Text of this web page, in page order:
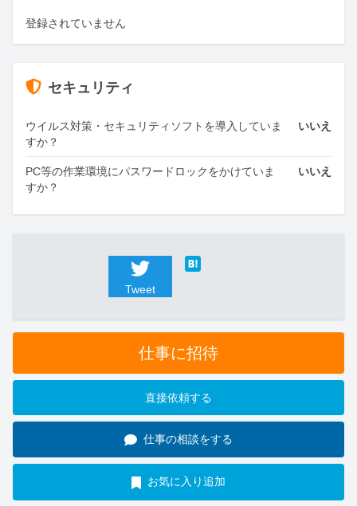
登録されていません
セキュリティ
ウイルス対策・セキュリティソフトを導入していま
すか？
いいえ
PC等の作業環境にパスワードロックをかけていま
すか？
いいえ
Tweet
仕事に招待
直接依頼する
仕事の相談をする
お気に入り追加